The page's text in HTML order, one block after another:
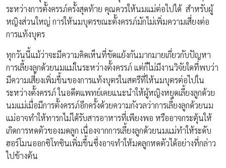
ระหว่างการตั้งครรภ์ครั้งสุดท้าย คุณควรให้นมแม่ต่อไปได้ สำหรับผู้
หญิงส่วนใหญ่ การให้นมบุตรขณะตั้งครรภ์มักไม่เพิ่มความเสี่ยงต่อ
การแท้งบุตร
ทุกวันนี้แม้ว่าจะมีความคิดเห็นที่ขัดแย้งกันมากมายเกี่ยวกับปัญหา
การเลี้ยงลูกด้วยนมแม่ในระหว่างตั้งครรภ์ แต่ก็ไม่มีงานวิจัยใดที่พบว่า
มีความเสี่ยงเพิ่มขึ้นของการแท้งบุตรในสตรีที่ให้นมบุตรต่อไปใน
ระหว่างตั้งครรภ์ ในอดีตแพทย์เคยแนะนำให้ผู้หญิงหยุดเลี้ยงลูกด้วย
นมแม่เมื่อมีการตั้งครรภ์อีกครั้งด้วยความกังวลว่าการเลี้ยงลูกด้วยนม
แม่อาจทำให้ทารกไม่ได้รับสารอาหารที่เพียงพอ หรืออาจกระตุ้นให้
เกิดการหดตัวของมดลูก เนื่องจากการเลี้ยงลูกด้วยนมแม่ทำให้ระดับ
ฮอร์โมนออกซิโทซินเพิ่มขึ้นซึ่งอาจทำให้มดลูกหดตัวได้อย่างที่กล่าว
ไปข้างต้น